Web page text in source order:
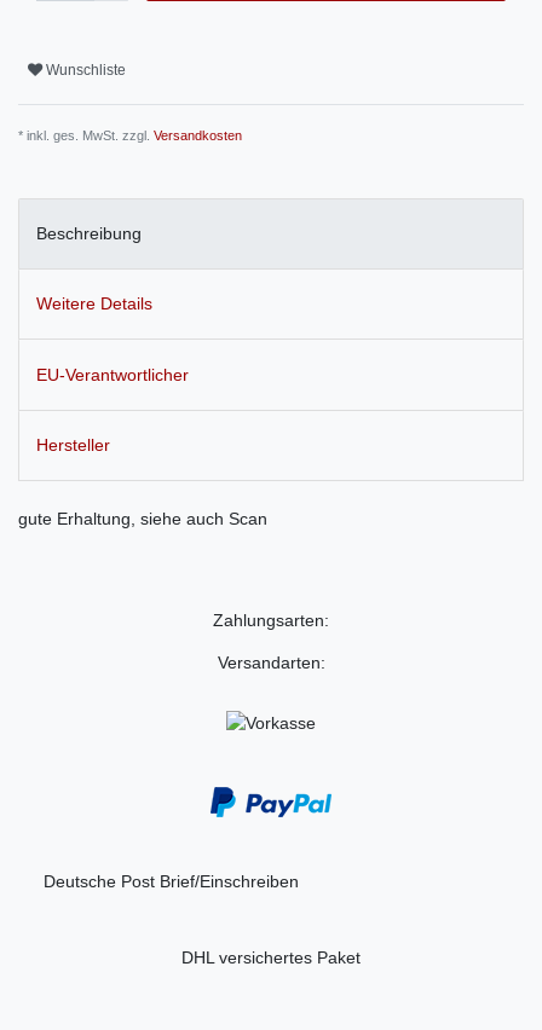
Wunschliste
* inkl. ges. MwSt. zzgl. Versandkosten
Beschreibung
Weitere Details
EU-Verantwortlicher
Hersteller
gute Erhaltung, siehe auch Scan
Zahlungsarten:
Versandarten:
Deutsche Post Brief/Einschreiben
DHL versichertes Paket